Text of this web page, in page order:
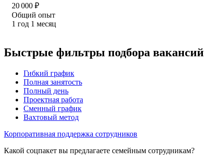
20 000 ₽
Общий опыт
1 год 1 месяц
Быстрые фильтры подбора вакансий
Гибкий график
Полная занятость
Полный день
Проектная работа
Сменный график
Вахтовый метод
Корпоративная поддержка сотрудников
Какой соцпакет вы предлагаете семейным сотрудникам?